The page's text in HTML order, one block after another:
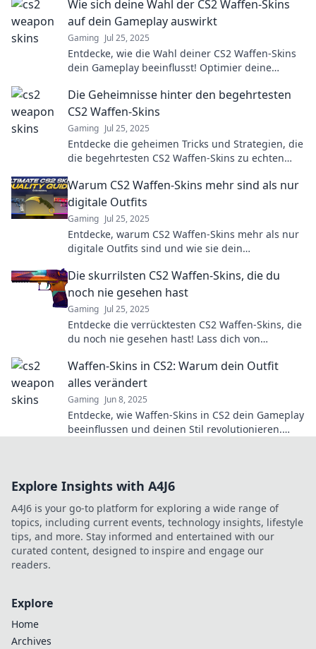
Wie sich deine Wahl der CS2 Waffen-Skins
auf dein Gameplay auswirkt
Gaming Jul 25, 2025
Entdecke, wie die Wahl deiner CS2 Waffen-Skins
dein Gameplay beeinflusst! Optimier deine
Die Geheimnisse hinter den begehrtesten
CS2 Waffen-Skins
Gaming Jul 25, 2025
Entdecke die geheimen Tricks und Strategien, die
die begehrtesten CS2 Waffen-Skins zu echten
Warum CS2 Waffen-Skins mehr sind als nur
digitale Outfits
Gaming Jul 25, 2025
Entdecke, warum CS2 Waffen-Skins mehr als nur
digitale Outfits sind und wie sie dein
Die skurrilsten CS2 Waffen-Skins, die du
noch nie gesehen hast
Gaming Jul 25, 2025
Entdecke die verrücktesten CS2 Waffen-Skins, die
du noch nie gesehen hast! Lass dich von
überraschen!
Waffen-Skins in CS2: Warum dein Outfit
alles verändert
Gaming Jun 8, 2025
Entdecke, wie Waffen-Skins in CS2 dein Gameplay
beeinflussen und deinen Stil revolutionieren.
Explore Insights with A4J6
A4J6 is your go-to platform for exploring a wide range of
topics, including current events, technology insights, lifestyle
tips, and more. Stay informed and entertained with our
curated content, designed to inspire and engage our
readers.
Explore
Home
Archives